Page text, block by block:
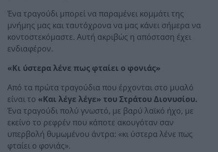
Ένα τραγούδι μπορεί να παραμένει κομμάτι της
μνήμης μας και ταυτόχρονα να μας κάνει σήμερα να
κοντοστεκόμαστε. Αυτή ακριβώς η απόσταση έχει
ενδιαφέρον.
«Κι ύστερα λένε πως φταίει ο φονιάς»
Από τα πρώτα τραγούδια που έρχονται στο μυαλό
είναι το «Και λέγε λέγε» του Στράτου Διονυσίου.
Ένα τραγούδι πολύ γνωστό, με βαρύ λαϊκό ήχο, με
εκείνο το ρεφρέν που κάποτε ακουγόταν σαν
υπερβολή θυμωμένου άντρα: «κι ύστερα λένε πως
φταίει ο φονιάς».